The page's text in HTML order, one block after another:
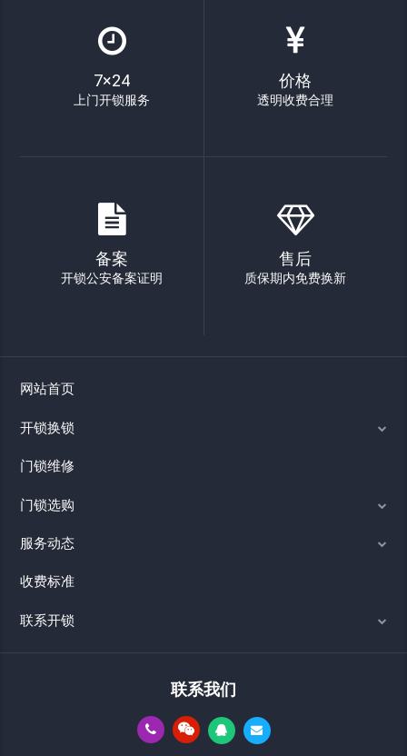
7×24
上门开锁服务
价格
透明收费合理
备案
开锁公安备案证明
售后
质保期内免费换新
网站首页
开锁换锁
门锁维修
门锁选购
服务动态
收费标准
联系开锁
联系我们